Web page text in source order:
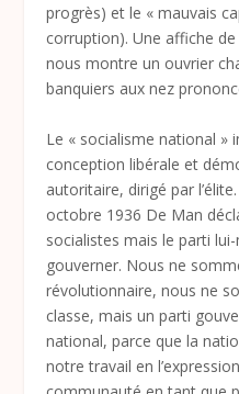
progrès) et le « mauvais
corruption). Une affiche
nous montre un ouvrier
banquiers aux nez
Le « socialisme national »
conception libérale et
autoritaire, dirigé par
octobre 1936 De Man
socialistes mais le parti
gouverner. Nous ne
révolutionnaire, nous ne
classe, mais un parti
national, parce que la
notre travail en